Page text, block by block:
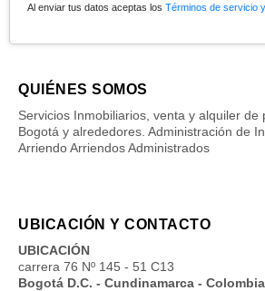
Al enviar tus datos aceptas los Términos de servicio
QUIÉNES SOMOS
Servicios Inmobiliarios, venta y alquiler de
Bogotá y alrededores. Administración de
Arriendo Arriendos Administrados
UBICACIÓN Y CONTACTO
UBICACIÓN
carrera 76 Nº 145 - 51 C13
Bogotá D.C. - Cundinamarca - Colombia